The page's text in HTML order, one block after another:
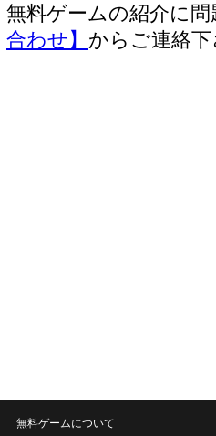
無料ゲームの紹介に
合わせ】 からご連絡下
無料ゲームについて